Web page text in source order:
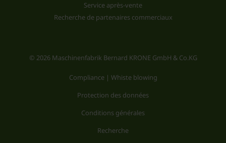
Service après-vente
Recherche de partenaires commerciaux
© 2026 Maschinenfabrik Bernard KRONE GmbH & Co.KG
Compliance | Whiste blowing
Protection des données
Conditions générales
Recherche